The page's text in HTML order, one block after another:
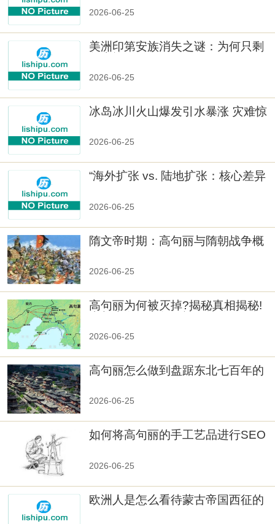
2026-06-25
美洲印第安族消失之谜：为何只剩
2026-06-25
冰岛冰川火山爆发引水暴涨 灾难惊
2026-06-25
“海外扩张 vs. 陆地扩张：核心差异
2026-06-25
隋文帝时期：高句丽与隋朝战争概
2026-06-25
高句丽为何被灭掉?揭秘真相揭秘!
2026-06-25
高句丽怎么做到盘踞东北七百年的
2026-06-25
如何将高句丽的手工艺品进行SEO
2026-06-25
欧洲人是怎么看待蒙古帝国西征的